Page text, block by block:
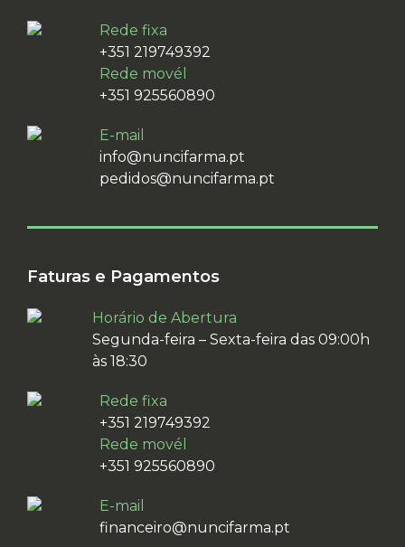
Rede fixa
+351 219749392
Rede movél
+351 925560890
E-mail
info@nuncifarma.pt
pedidos@nuncifarma.pt
Faturas e Pagamentos
Horário de Abertura
Segunda-feira – Sexta-feira das 09:00h
às 18:30
Rede fixa
+351 219749392
Rede movél
+351 925560890
E-mail
financeiro@nuncifarma.pt